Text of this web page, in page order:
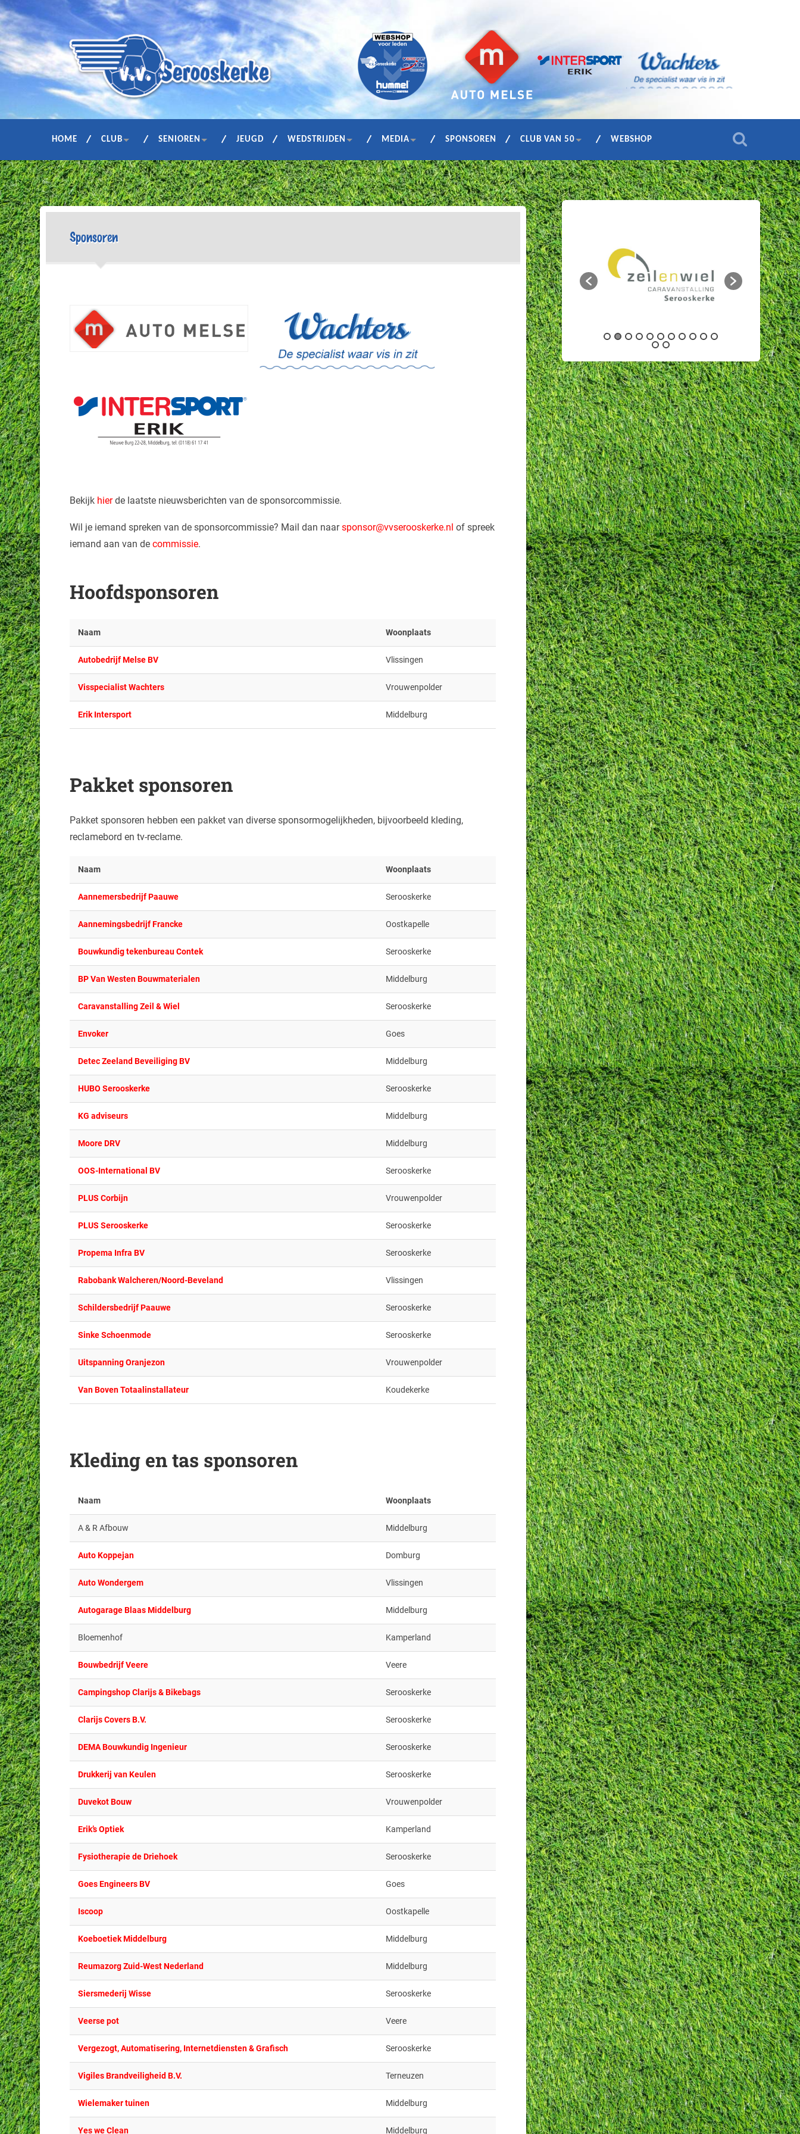
HOME CLUB SENIOREN JEUGD WEDSTRIJDEN MEDIA SPONSOREN CLUB VAN 50 WEBSHOP
Sponsoren
Bekijk hierde laatste nieuwsberichten van de sponsorcommissie.
Wil je iemand spreken van de sponsorcommissie? Mail dan naarsponsor@vvserooskerke.nl of spreek
iemand aan van decommissie.
Hoofdsponsoren
Naam Woonplaats
Autobedrijf Melse BV Vlissingen
Visspecialist Wachters Vrouwenpolder
Erik Intersport Middelburg
Pakket sponsoren
Pakket sponsoren hebben een pakket van diverse sponsormogelijkheden, bijvoorbeeld kleding,
reclamebord en tv-reclame.
Naam Woonplaats
Aannemersbedrijf Paauwe Serooskerke
Aannemingsbedrijf Francke Oostkapelle
Bouwkundig tekenbureau Contek Serooskerke
BP Van Westen Bouwmaterialen Middelburg
Caravanstalling Zeil & Wiel Serooskerke
Envoker Goes
Detec Zeeland Beveiliging BV Middelburg
HUBO Serooskerke Serooskerke
KG adviseurs Middelburg
Moore DRV Middelburg
OOS-International BV Serooskerke
PLUS Corbijn Vrouwenpolder
PLUS Serooskerke Serooskerke
Propema Infra BV Serooskerke
Rabobank Walcheren/Noord-Beveland Vlissingen
Schildersbedrijf Paauwe Serooskerke
Sinke Schoenmode Serooskerke
Uitspanning Oranjezon Vrouwenpolder
Van Boven Totaalinstallateur Koudekerke
Kleding en tas sponsoren
Naam Woonplaats
A & R Afbouw Middelburg
Auto Koppejan Domburg
Auto Wondergem Vlissingen
Autogarage Blaas Middelburg Middelburg
Bloemenhof Kamperland
Bouwbedrijf Veere Veere
Campingshop Clarijs & Bikebags Serooskerke
Clarijs Covers B.V. Serooskerke
DEMA Bouwkundig Ingenieur Serooskerke
Drukkerij van Keulen Serooskerke
Duvekot Bouw Vrouwenpolder
Erik’s Optiek Kamperland
Fysiotherapie de Driehoek Serooskerke
Goes Engineers BV Goes
Iscoop Oostkapelle
Koeboetiek Middelburg Middelburg
Reumazorg Zuid-West Nederland Middelburg
Siersmederij Wisse Serooskerke
Veerse pot Veere
Vergezogt, Automatisering, Internetdiensten & Grafisch Serooskerke
Vigiles Brandveiligheid B.V. Terneuzen
Wielemaker tuinen Middelburg
Yes we Clean Middelburg